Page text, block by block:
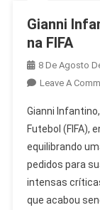
Gianni
na FIFA
8 De Agosto
Leave A
Gianni
Futebol (FIFA),
equilibrando
pedidos para
intensas
que acabou